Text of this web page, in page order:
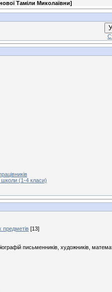
Таміли Миколаївни]
школи (1-4 класи)
предметів [13]
письменників, художників,